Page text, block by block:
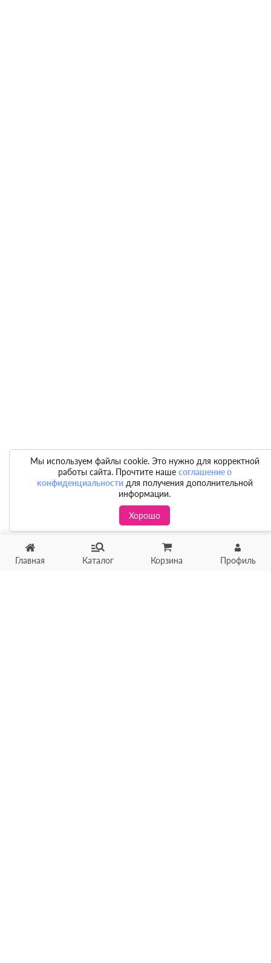
Главная Каталог Корзина Профиль
Мы используем файлы cookie. Это нужно для корректной
работы сайта. Прочтите наше соглашение о
конфиденциальностидля получения дополнительной
информации.
Хорошо